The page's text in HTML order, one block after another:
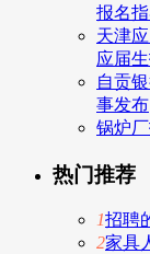
报名
天津
应届
自贡
事发布
锅炉
热门推荐
1招聘
2家具